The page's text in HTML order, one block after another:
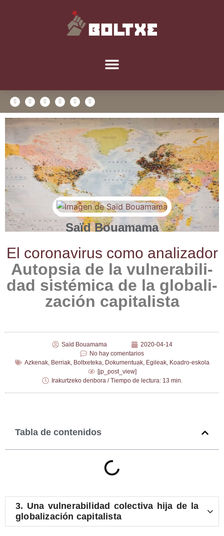
Saïd Bouamama
El coro­na­vi­rus como analizador
Autop­sia de la vul­ne­ra­bi­li­
dad sis­té­mi­ca de la glo­ba­li­
za­ción capitalista
Saïd Bouamama
2020-04-14
No hay comentarios
Azkenak, Berriak, Boltxeteka, Dokumentuak, Egileak, Koadro-eskola
[jp_post_view]
Irakurtzeko denbora / Tiempo de lectura: 13 min.
Tabla de contenidos
3. Una vul­ne­ra­bi­li­dad colec­ti­va hija de la
glo­ba­li­za­ción capitalista